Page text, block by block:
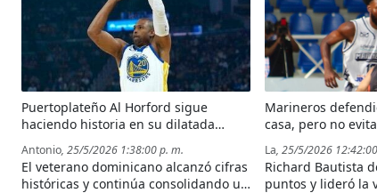
Puertoplateño Al Horford sigue
haciendo historia en su dilatada
Antonio, 25/5/2026 1:38:00 p. m.
El veterano dominicano alcanzó cifras
históricas y continúa consolidando un
Marineros
casa, pero no
La, 25/5/2026
Richard Bautista
puntos y lideró la